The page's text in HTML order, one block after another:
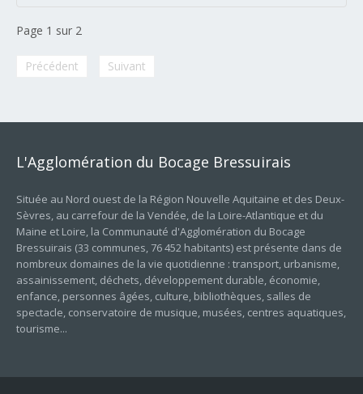
Page 1 sur 2
Précédent Suivant
L'Agglomération du Bocage Bressuirais
Située au Nord ouest de la Région Nouvelle Aquitaine et des Deux-
Sèvres, au carrefour de la Vendée, de la Loire-Atlantique et du
Maine et Loire, la Communauté d'Agglomération du Bocage
Bressuirais (33 communes, 76 452 habitants) est présente dans de
nombreux domaines de la vie quotidienne : transport, urbanisme,
assainissement, déchets, développement durable, économie,
enfance, personnes âgées, culture, bibliothèques, salles de
spectacle, conservatoire de musique, musées, centres aquatiques,
tourisme...